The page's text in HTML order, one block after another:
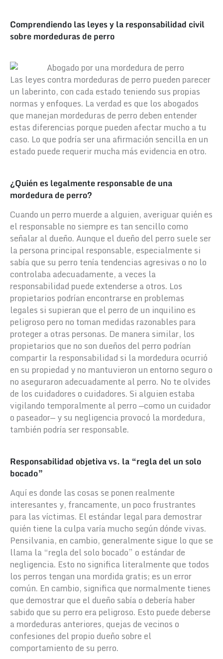
Comprendiendo las leyes y la responsabilidad civil
sobre mordeduras de perro
Las leyes contra mordeduras de perro pueden parecer
un laberinto, con cada estado teniendo sus propias
normas y enfoques. La verdad es que los abogados
que manejan mordeduras de perro deben entender
estas diferencias porque pueden afectar mucho a tu
caso. Lo que podría ser una afirmación sencilla en un
estado puede requerir mucha más evidencia en otro.
¿Quién es legalmente responsable de una
mordedura de perro?
Cuando un perro muerde a alguien, averiguar quién es
el responsable no siempre es tan sencillo como
señalar al dueño. Aunque el dueño del perro suele ser
la persona principal responsable, especialmente si
sabía que su perro tenía tendencias agresivas o no lo
controlaba adecuadamente, a veces la
responsabilidad puede extenderse a otros. Los
propietarios podrían encontrarse en problemas
legales si supieran que el perro de un inquilino es
peligroso pero no toman medidas razonables para
proteger a otras personas. De manera similar, los
propietarios que no son dueños del perro podrían
compartir la responsabilidad si la mordedura ocurrió
en su propiedad y no mantuvieron un entorno seguro o
no aseguraron adecuadamente al perro. No te olvides
de los cuidadores o cuidadores. Si alguien estaba
vigilando temporalmente al perro —como un cuidador
o paseador— y su negligencia provocó la mordedura,
también podría ser responsable.
Responsabilidad objetiva vs. la “regla del un solo
bocado”
Aquí es donde las cosas se ponen realmente
interesantes y, francamente, un poco frustrantes
para las víctimas. El estándar legal para demostrar
quién tiene la culpa varía mucho según dónde vivas.
Pensilvania, en cambio, generalmente sigue lo que se
llama la “regla del solo bocado” o estándar de
negligencia. Esto no significa literalmente que todos
los perros tengan una mordida gratis; es un error
común. En cambio, significa que normalmente tienes
que demostrar que el dueño sabía o debería haber
sabido que su perro era peligroso. Esto puede deberse
a mordeduras anteriores, quejas de vecinos o
confesiones del propio dueño sobre el
comportamiento de su perro.